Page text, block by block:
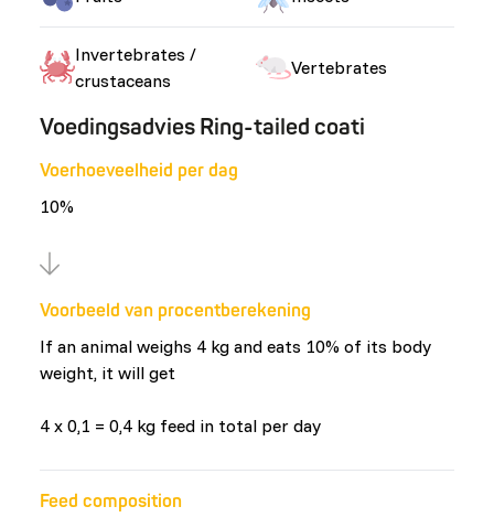
Invertebrates /
crustaceans
Vertebrates
Voedingsadvies Ring-tailed coati
Voerhoeveelheid per dag
10%
Voorbeeld van procentberekening
If an animal weighs 4 kg and eats 10% of its body
weight, it will get
4 x 0,1 = 0,4 kg feed in total per day
Feed composition